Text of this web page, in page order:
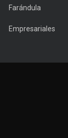
Farándula
Empresariales